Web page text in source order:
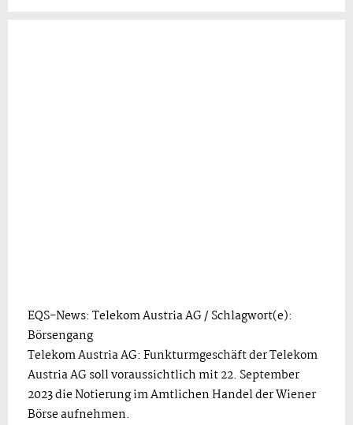
EQS-News: Telekom Austria AG / Schlagwort(e):
Börsengang
Telekom Austria AG: Funkturmgeschäft der Telekom
Austria AG soll voraussichtlich mit 22. September
2023 die Notierung im Amtlichen Handel der Wiener
Börse aufnehmen.